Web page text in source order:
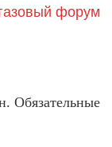
форум
Обязательные